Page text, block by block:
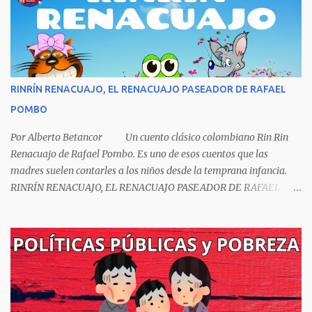
fue negado por razones políticas, pero como hombre de principios
y sabiendo que sus posturas ideológicas eran un óbice para
obtenerlo, prefirió sus principios que el Nobel. Jorg...
RINRÍN RENACUAJO, EL RENACUAJO PASEADOR DE RAFAEL
POMBO
Por Alberto Betancor Un cuento clásico colombiano Rin Rin
Renacuajo de Rafael Pombo. Es uno de esos cuentos que las
madres suelen contarles a los niños desde la temprana infancia.
RINRÍN RENACUAJO, EL RENACUAJO PASEADOR DE RAFAEL
Sombrero encintado y chupa de boda. -¡Muchacho, no salgas!- le
grita mamá pero él hace un gesto y orondo se va. Halló en el
camino, a un ratón vecino Y le dijo: -¡amigo!- venga usted conmigo,
Visitemos juntos a doña ratona Y habrá francachela y habrá
comilona. A poco llegaron, y avanza ratón, Estírase el cuello, coge